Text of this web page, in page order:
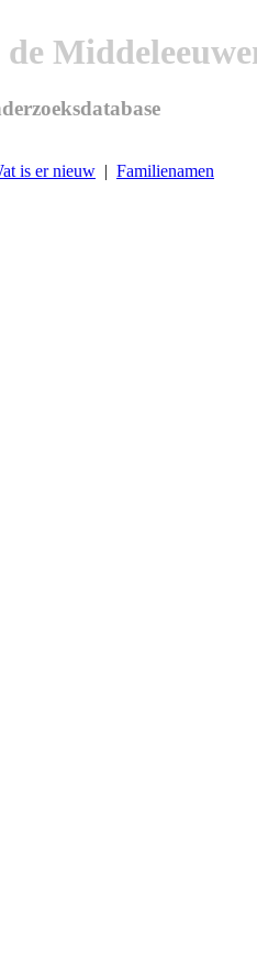
is er nieuw | Familienamen